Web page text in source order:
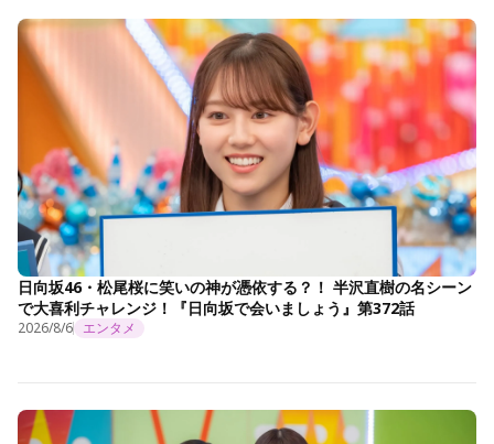
日向坂46・松尾桜に笑いの神が憑依する？！ 半沢直樹の名シーン
で大喜利チャレンジ！『日向坂で会いましょう』第372話
2026/8/6 エンタメ